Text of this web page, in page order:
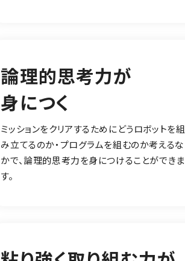
論理的思考力が
身につく
ミッションをクリアするためにどうロボットを組
み立てるのか・プログラムを組むのか考えるな
かで、論理的思考力を身につけることができま
す。